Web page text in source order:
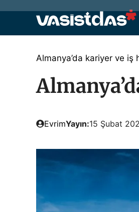
Almanya’da kariyer ve iş
EvrimYayın:15 Şubat